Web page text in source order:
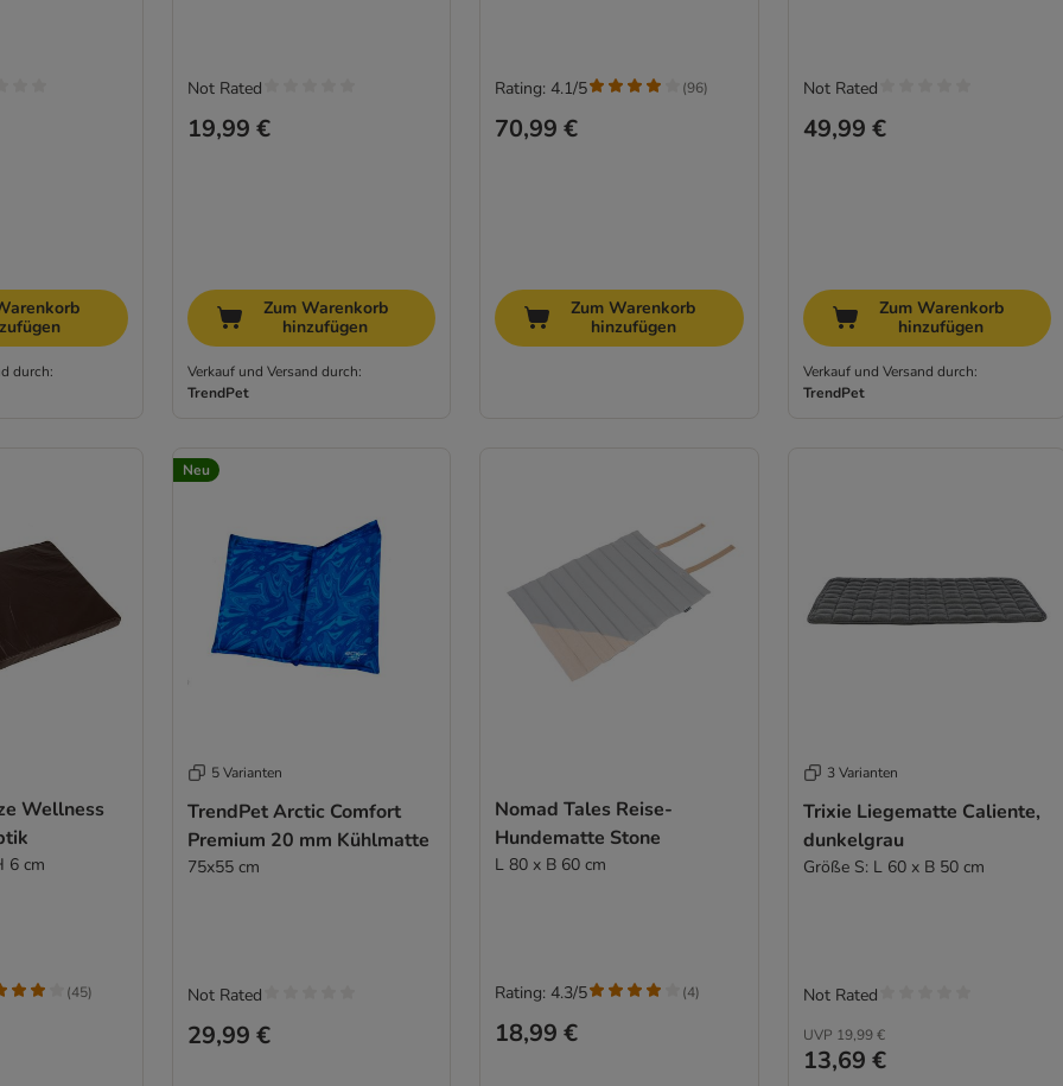
durch:
19,99 €
Not Rated
Zum Warenkorb
hinzufügen
Verkauf und Versand durch:
TrendPet
70,99 €
Rating: 4.1/5 (96)
Zum Warenkorb
hinzufügen
49,99 €
Not Rated
Zum Warenkorb
hinzufügen
Verkauf und Versand durch:
TrendPet
Wellness
6 cm
(45)
Neu
5 Varianten
TrendPet Arctic Comfort
Premium 20 mm Kühlmatte
75x55 cm
29,99 €
Not Rated
Nomad Tales Reise-
Hundematte Stone
L 80 x B 60 cm
18,99 €
Rating: 4.3/5 (4)
3 Varianten
Trixie Liegematte Caliente,
dunkelgrau
Größe S: L 60 x B 50 cm
UVP 19,99 €
13,69 €
Not Rated